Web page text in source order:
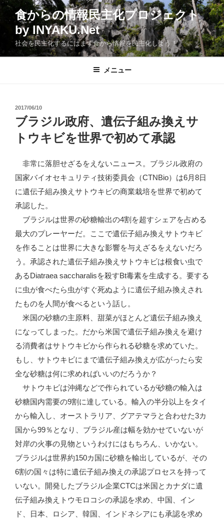
コ
食からの情報民主化プロジェクト
by INYAKU.Net
社会を民主化するにはまず食から情報を民主化しよう！
メニュー
投
日:
2017/06/10
ブラジル政府、遺伝子組み換えサ
トウキビを世界で初めて承認
非常に落胆せざるをえないニュース。ブラジル政府の
国家バイオセキュリティ技術委員会（CTNBio）は6月8日
に遺伝子組み換えサトウキビの商業栽培を世界で初めて
承認した。
ブラジルは世界の砂糖輸出の4割を超すシェアを占める
最大のプレーヤーだ。ここで遺伝子組み換えサトウキビ
を作ることは世界に大きな影響を与えざるをえないだろ
う。承認された遺伝子組み換えサトウキビは根食い虫で
あるDiatraea saccharalisを殺すBt毒素を生成する。要する
に虫が食べたら虫がすぐ死ぬように遺伝子組み換えされ
たものを人間が食べるという話し。
米国の砂糖の主原料、甜菜がほとんど遺伝子組み換え
になってしまった。だから米国で遺伝子組み換えを避け
る消費者はサトウキビから作られる砂糖を求めていた。
もし、サトウキビにまで遺伝子組み換えが広がったら安
全な砂糖は何に求めればいいのだろうか？
サトウキビは沖縄などで作られているが砂糖の輸入は
砂糖国内需要の9割に達している。輸入の半分以上をタイ
から輸入し、オーストラリア、グアテマラと合わせた3カ
国から99％となり、ブラジル産は幅を効かせていないが
対岸の火事の見物というわけにはもちろん、いかない。
ブラジルは世界約150カ国に砂糖を輸出しているが、その
6割の国々は特に遺伝子組み換えの承認プロセスを持って
いない。開発したブラジル企業CTCは米国とカナダに遺
伝子組み換えトウモロコシの承認を求め、中国、イン
ド、日本、ロシア、韓国、インドネシアにも承認を求め